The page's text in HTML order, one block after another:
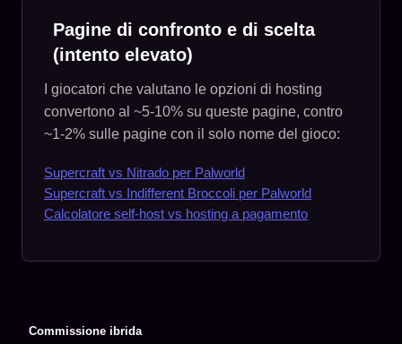
Pagine di confronto e di scelta
(intento elevato)
I giocatori che valutano le opzioni di hosting
convertono al ~5-10% su queste pagine, contro
~1-2% sulle pagine con il solo nome del gioco:
Supercraft vs Nitrado per Palworld
Supercraft vs Indifferent Broccoli per Palworld
Calcolatore self-host vs hosting a pagamento
Commissione ibrida